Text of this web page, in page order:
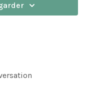
de votre